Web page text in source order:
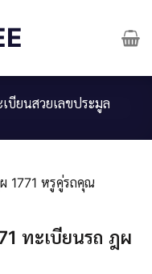
บียนสวยเลขประมูล
ทะเบียนรถ ฎผ